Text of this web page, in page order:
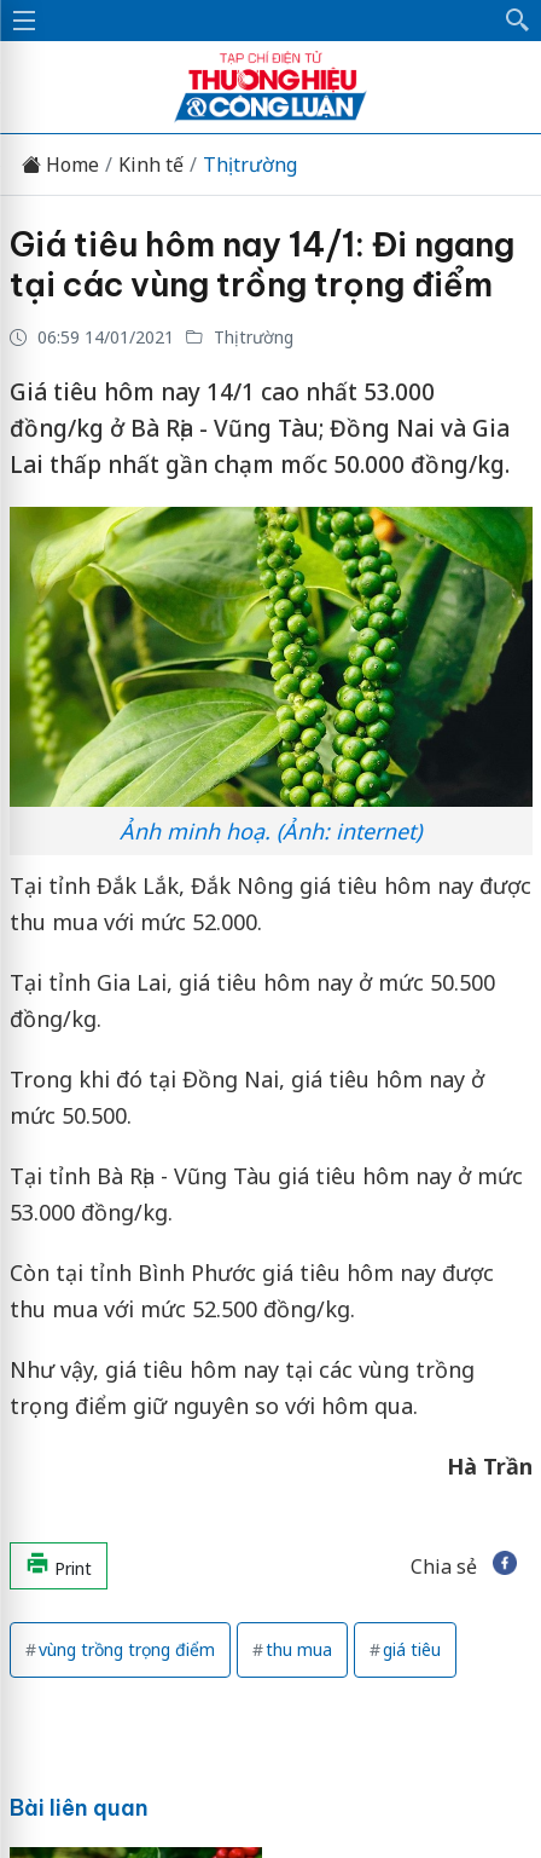
Home Kinh tế Thị trường
Giá tiêu hôm nay 14/1: Đi ngang
tại các vùng trồng trọng điểm
06:59 14/01/2021 Thị trường
Giá tiêu hôm nay 14/1 cao nhất 53.000
đồng/kg ở Bà Rịa - Vũng Tàu; Đồng Nai và Gia
Lai thấp nhất gần chạm mốc 50.000 đồng/kg.
Ảnh minh hoạ. (Ảnh: internet)
Tại tỉnh Đắk Lắk, Đắk Nông giá tiêu hôm nay được
thu mua với mức 52.000.
Tại tỉnh Gia Lai, giá tiêu hôm nay ở mức 50.500
đồng/kg.
Trong khi đó tại Đồng Nai, giá tiêu hôm nay ở
mức 50.500.
Tại tỉnh Bà Rịa - Vũng Tàu giá tiêu hôm nay ở mức
53.000 đồng/kg.
Còn tại tỉnh Bình Phước giá tiêu hôm nay được
thu mua với mức 52.500 đồng/kg.
Như vậy, giá tiêu hôm nay tại các vùng trồng
trọng điểm giữ nguyên so với hôm qua.
Hà Trần
Print Chia sẻ
vùng trồng trọng điểm thu mua giá tiêu
Bài liên quan